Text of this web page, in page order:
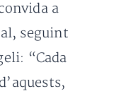
a
seguint
“Cada